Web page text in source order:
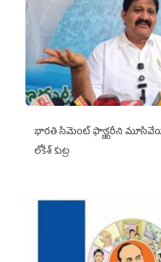
భారతి సిమెంట్ ఫ్యాక్టరీని
లోకేశ్ కుట్ర